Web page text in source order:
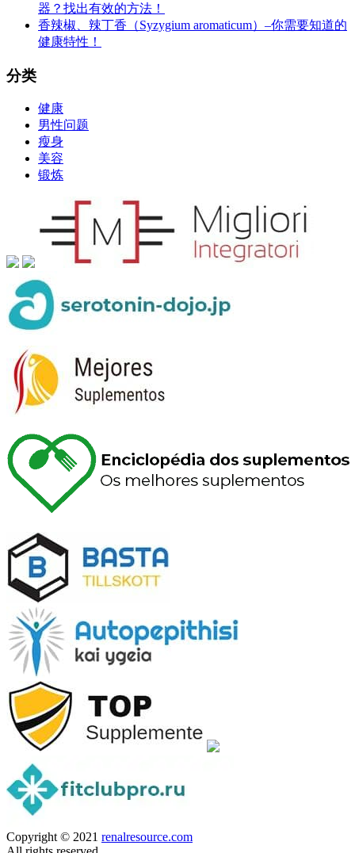
器？找出有效的方法！
香辣椒、辣丁香（Syzygium aromaticum）–你需要知道的
健康特性！
分类
健康
男性问题
瘦身
美容
锻炼
Copyright © 2021 renalresource.com